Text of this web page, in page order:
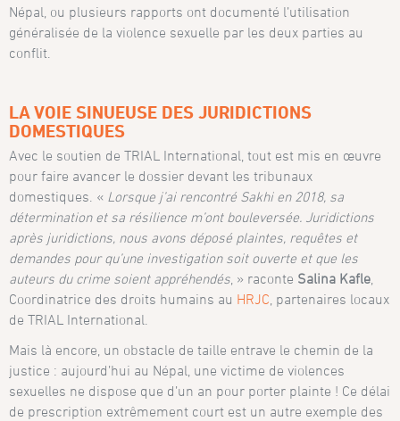
Népal, ou plusieurs rapports ont documenté l’utilisation
généralisée de la violence sexuelle par les deux parties au
conflit.
LA VOIE SINUEUSE DES JURIDICTIONS
DOMESTIQUES
Avec le soutien de TRIAL International, tout est mis en œuvre
pour faire avancer le dossier devant les tribunaux
domestiques. « Lorsque j’ai rencontré Sakhi en 2018, sa
détermination et sa résilience m’ont bouleversée. Juridictions
après juridictions, nous avons déposé plaintes, requêtes et
demandes pour qu’une investigation soit ouverte et que les
auteurs du crime soient appréhendés , » raconte Salina Kafle
Coordinatrice des droits humains au HRJC , partenaires locaux
de TRIAL International.
Mais là encore, un obstacle de taille entrave le chemin de la
justice : aujourd’hui au Népal, une victime de violences
sexuelles ne dispose que d’un an pour porter plainte ! Ce délai
de prescription extrêmement court est un autre exemple des